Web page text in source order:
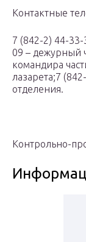
Контактные
7 (842-2) 44-33-
09 – дежурный
командира
лазарета;7
отделения.
Контрольно-